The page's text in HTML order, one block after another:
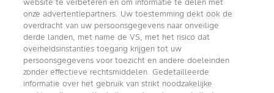
Nederland
Volg ons
website te verbeteren en om informatie te delen met
onze advertentiepartners. Uw toestemming dekt ook de
overdracht van uw persoonsgegevens naar onveilige
derde landen, met name de VS, met het risico dat
overheidsinstanties toegang krijgen tot uw
persoonsgegevens voor toezicht en andere doeleinden
zonder effectieve rechtsmiddelen. Gedetailleerde
informatie over het gebruik van strikt noodzakelijke